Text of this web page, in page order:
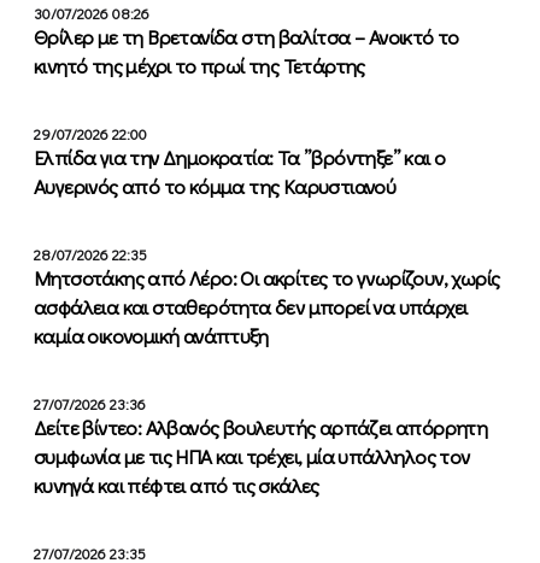
30/07/2026 08:26
Θρίλερ με τη Βρετανίδα στη βαλίτσα – Ανοικτό το
κινητό της μέχρι το πρωί της Τετάρτης
29/07/2026 22:00
Ελπίδα για την Δημοκρατία: Τα ”βρόντηξε” και ο
Αυγερινός από το κόμμα της Καρυστιανού
28/07/2026 22:35
Μητσοτάκης από Λέρο: Οι ακρίτες το γνωρίζουν, χωρίς
ασφάλεια και σταθερότητα δεν μπορεί να υπάρχει
καμία οικονομική ανάπτυξη
27/07/2026 23:36
Δείτε βίντεο: Αλβανός βουλευτής αρπάζει απόρρητη
συμφωνία με τις ΗΠΑ και τρέχει, μία υπάλληλος τον
κυνηγά και πέφτει από τις σκάλες
27/07/2026 23:35